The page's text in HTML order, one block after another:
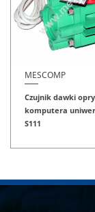
MESCOMP
Czujnik dawki
komputera
S111